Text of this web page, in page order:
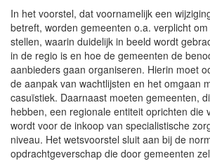
In het voorstel, dat voornamelijk een
betreft, worden gemeenten o.a. verplicht
stellen, waarin duidelijk in beeld wordt
in de regio is en hoe de gemeenten de
aanbieders gaan organiseren. Hierin moet
de aanpak van wachtlijsten en het omgaan
casuïstiek. Daarnaast moeten gemeenten,
hebben, een regionale entiteit oprichten die
wordt voor de inkoop van specialistische
niveau. Het wetsvoorstel sluit aan bij de
opdrachtgeverschap die door gemeenten